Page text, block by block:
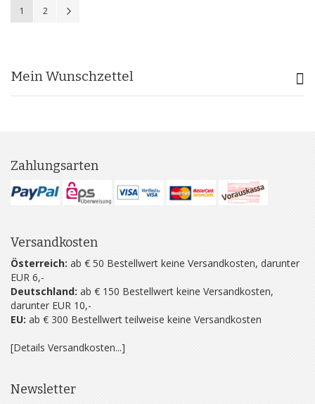
Sie lesen gerade Seite
1 Seite
2
Mein Wunschzettel
Zahlungsarten
Versandkosten
Österreich: ab € 50 Bestellwert keine Versandkosten, darunter
EUR 6,-
Deutschland: ab € 150 Bestellwert keine Versandkosten,
darunter EUR 10,-
EU: ab € 300 Bestellwert teilweise keine Versandkosten
[Details Versandkosten...]
Newsletter